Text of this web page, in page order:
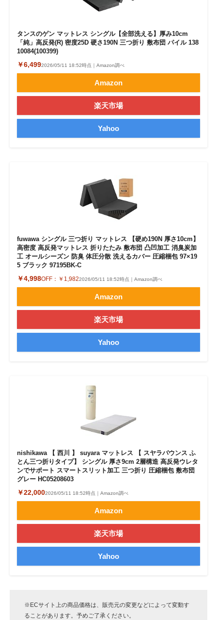
タンスのゲン マットレス シングル【全部洗える】厚み10cm
「純」高反発(R) 密度25D 硬さ190N 三つ折り 敷布団 パイル 138
10084(100399)
￥6,4992026/05/11 18:52時点｜Amazon調べ
Amazon
楽天市場
Yahoo
fuwawa シングル 三つ折り マットレス 【硬め190N 厚さ10cm】
高密度 高反発マットレス 折りたたみ 敷布団 凸凹加工 消臭炭加
工 オールシーズン 防臭 体圧分散 洗えるカバー 圧縮梱包 97×19
5 ブラック 97195BK-C
￥4,998OFF： ￥1,9822026/05/11 18:52時点｜Amazon調べ
Amazon
楽天市場
Yahoo
nishikawa 【 西川 】 suyara マットレス 【 スヤラバウンス ふ
とん三つ折りタイプ】 シングル 厚さ9cm 2層構造 高反発ウレタ
ンでサポート スマートスリット加工 三つ折り 圧縮梱包 敷布団
グレー HC05208603
￥22,0002026/05/11 18:52時点｜Amazon調べ
Amazon
楽天市場
Yahoo
※ECサイト上の商品価格は、販売元の変更などによって変動す
ることがあります。予めご了承ください。